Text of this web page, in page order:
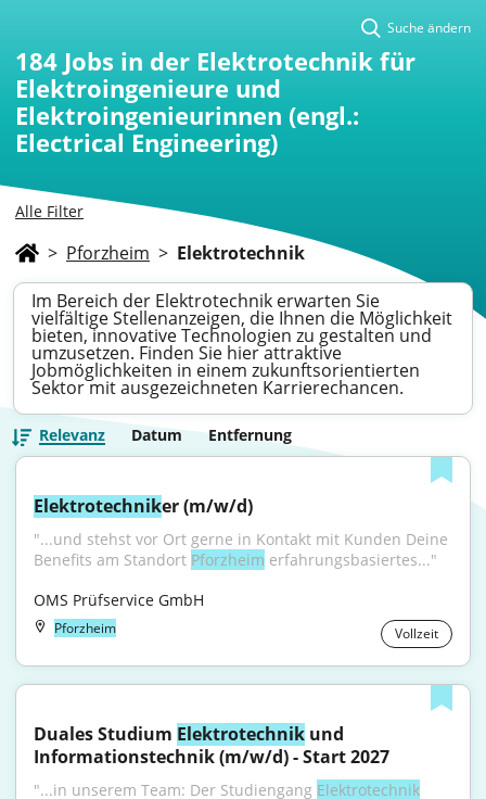
Alle Filter
Suche ändern
184 Jobs in der Elektrotechnik für
Elektroingenieure und
Elektroingenieurinnen (engl.:
Electrical Engineering)
> Pforzheim > Elektrotechnik
Im Bereich der Elektrotechnik erwarten Sie
vielfältige Stellenanzeigen, die Ihnen die Möglichkeit
bieten, innovative Technologien zu gestalten und
umzusetzen. Finden Sie hier attraktive
Jobmöglichkeiten in einem zukunftsorientierten
Sektor mit ausgezeichneten Karrierechancen.
Relevanz Datum Entfernung
Elektrotechniker (m/w/d)
"...und stehst vor Ort gerne in Kontakt mit Kunden Deine
Benefits am Standort Pforzheim erfahrungsbasiertes..."
OMS Prüfservice GmbH
Pforzheim Vollzeit
Duales Studium Elektrotechnik und
Informationstechnik (m/w/d) - Start 2027
"...in unserem Team: Der Studiengang Elektrotechnik